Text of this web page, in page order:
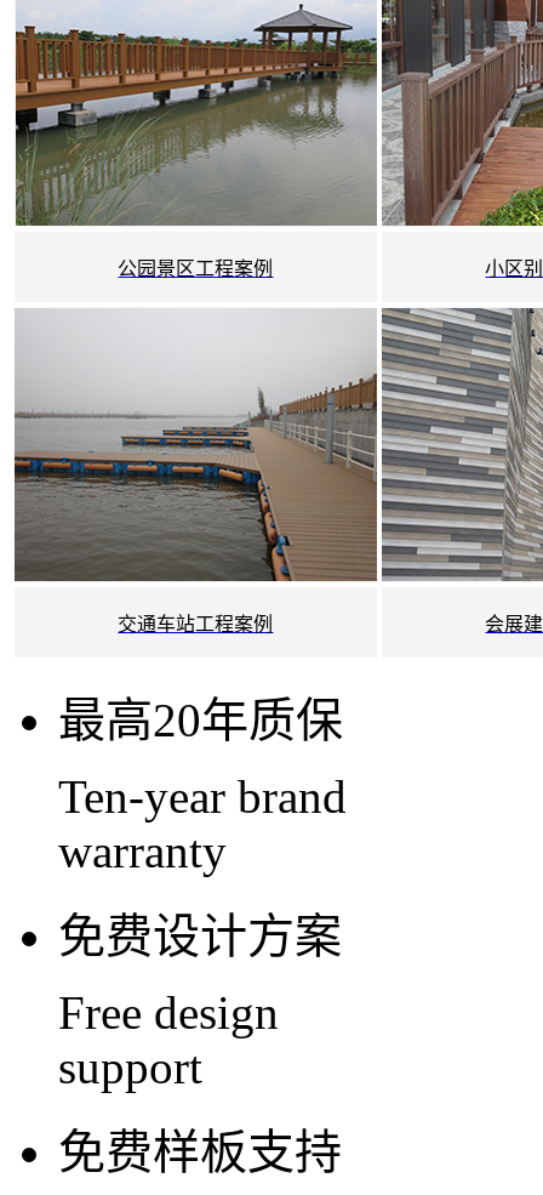
公园景区工程案例 小区
交通车站工程案例 会展
最高20年质保
Ten-year brand
warranty
免费设计方案
Free design
support
免费样板支持